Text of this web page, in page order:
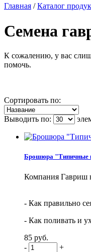
Главная /Каталог
Семена
К сожалению, у вас
помочь.
Сортировать по:
Выводить по:
Брошюра "Типичные
Компания Гавриш
- Как правильно
- Как поливать и
85 руб.
-
+